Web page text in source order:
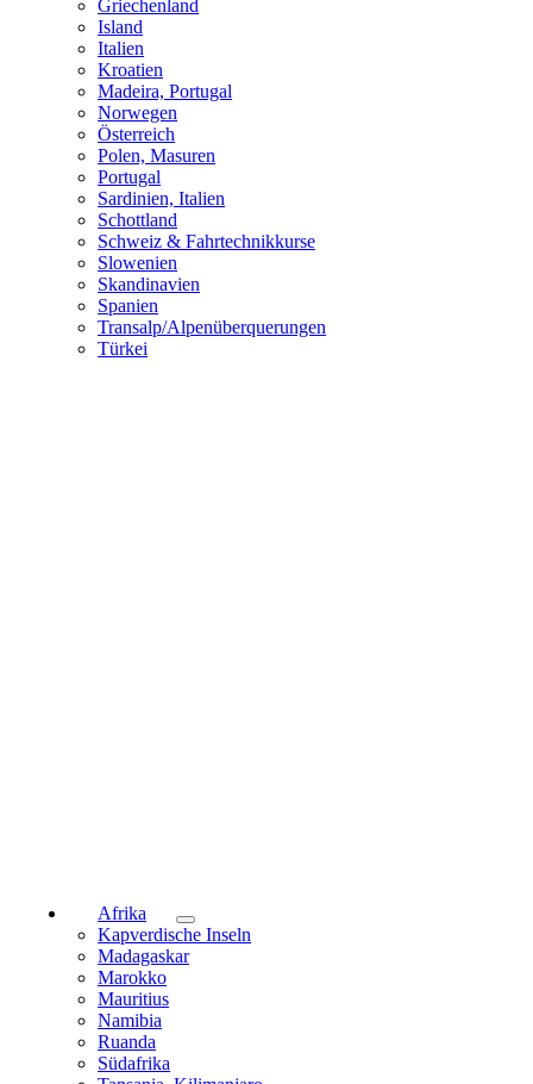
Griechenland
Island
Italien
Kroatien
Madeira, Portugal
Norwegen
Österreich
Polen, Masuren
Portugal
Sardinien, Italien
Schottland
Schweiz & Fahrtechnikkurse
Slowenien
Skandinavien
Spanien
Transalp/Alpenüberquerungen
Türkei
Afrika
Kapverdische Inseln
Madagaskar
Marokko
Mauritius
Namibia
Ruanda
Südafrika